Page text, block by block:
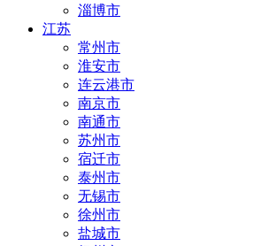
淄博市
江苏
常州市
淮安市
连云港市
南京市
南通市
苏州市
宿迁市
泰州市
无锡市
徐州市
盐城市